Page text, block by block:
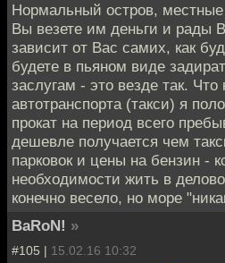
Нормальный остров,
Вы везете им деньги и рады
зависит от Вас самих, как
будете в пьяном виде
заслугам - это везде так. Что
автотранспорта (такси) я
прокат на период всего
дешевле получается чем
парковок и цены на бензин -
необходимости жить в
конечно весело, но море
BaRoN! »
#105 | 15.02.16 10:32